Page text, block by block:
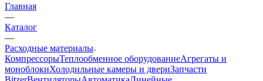
Главная
—
Каталог
—
Расходные материалы
КомпрессорыТеплообменное оборудованиеАгрегаты и
моноблокиХолодильные камеры и двериЗапчасти